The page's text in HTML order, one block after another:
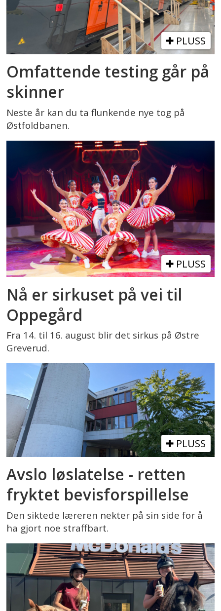
PLUSS
Omfattende testing går på
skinner
Neste år kan du ta flunkende nye tog på
Østfoldbanen.
PLUSS
Nå er sirkuset på vei til
Oppegård
Fra 14. til 16. august blir det sirkus på Østre
Greverud.
PLUSS
Avslo løslatelse - retten
fryktet bevisforspillelse
Den siktede læreren nekter på sin side for å
ha gjort noe straffbart.